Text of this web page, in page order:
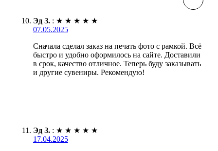
Эд З. : ★ ★ ★ ★ ★
07.05.2025
Сначала сделал заказ на печать фото с рамкой. Всё
быстро и удобно оформилось на сайте. Доставили
в срок, качество отличное. Теперь буду заказывать
и другие сувениры. Рекомендую!
Эд З. : ★ ★ ★ ★ ★
17.04.2025